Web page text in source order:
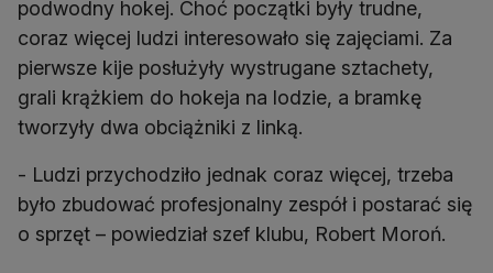
podwodny hokej. Choć początki były trudne,
coraz więcej ludzi interesowało się zajęciami. Za
pierwsze kije posłużyły wystrugane sztachety,
grali krążkiem do hokeja na lodzie, a bramkę
tworzyły dwa obciążniki z linką.
- Ludzi przychodziło jednak coraz więcej, trzeba
było zbudować profesjonalny zespół i postarać się
o sprzęt – powiedział szef klubu, Robert Moroń.